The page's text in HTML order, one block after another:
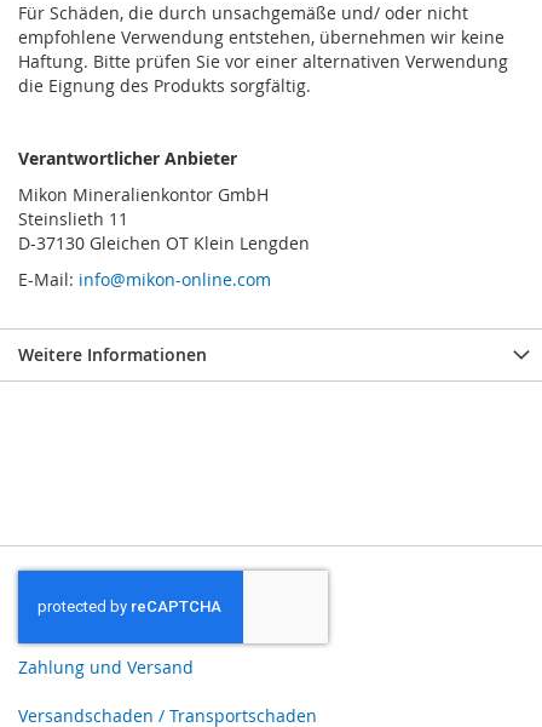
Für Schäden, die durch unsachgemäße und/ oder nicht
empfohlene Verwendung entstehen, übernehmen wir keine
Haftung. Bitte prüfen Sie vor einer alternativen Verwendung
die Eignung des Produkts sorgfältig.
Verantwortlicher Anbieter
Mikon Mineralienkontor GmbH
Steinslieth 11
D-37130 Gleichen OT Klein Lengden
E-Mail: info@mikon-online.com
Weitere Informationen
Zahlung und Versand
Versandschaden / Transportschaden